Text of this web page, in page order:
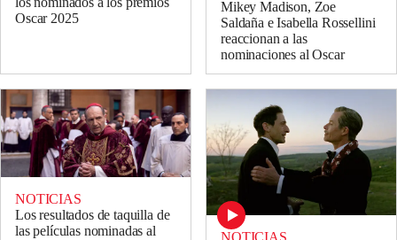
Oscar 2025
Mikey Madison, Zoe
Saldaña e Isabella Rossellini
reaccionan a las
nominaciones al Oscar
NOTICIAS
Los resultados de taquilla de
las películas nominadas al